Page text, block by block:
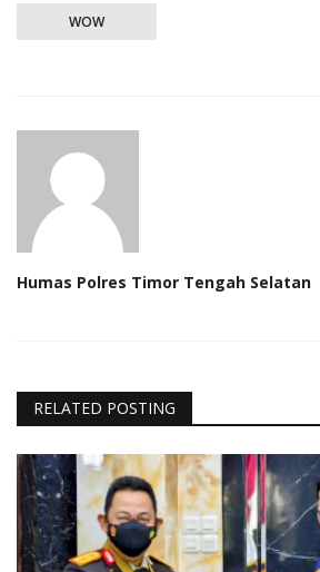
WOW
Humas Polres Timor Tengah Selatan
RELATED POSTING